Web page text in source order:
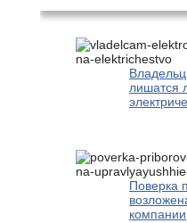
лишатся
Поверка
компании